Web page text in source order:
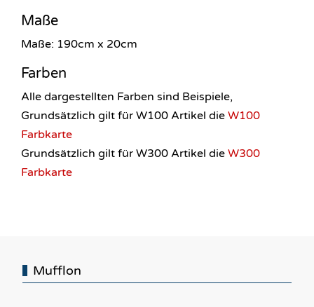
Maße
Maße: 190cm x 20cm
Farben
Alle dargestellten Farben sind Beispiele,
Grundsätzlich gilt für W100 Artikel die W100
Farbkarte
Grundsätzlich gilt für W300 Artikel die W300
Farbkarte
Mufflon